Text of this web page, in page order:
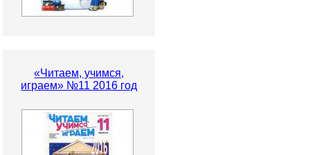
«Читаем, учимся,
играем» №11 2016 год